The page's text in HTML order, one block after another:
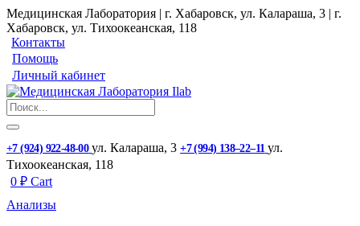
Медицинская Лаборатория | г. Хабаровск, ул. Калараша, 3 | г.
Хабаровск, ул. ​Тихоокеанская, 118
Контакты
Помощь
Личный кабинет
+7 (924) 922-48-00 ул. ​Калараша, 3 +7 (994) 138‒22‒11 ул. ​
Тихоокеанская, 118
0 ₽ Cart
Анализы